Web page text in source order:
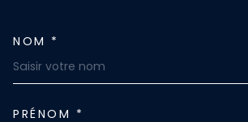
NOM *
PRÉNOM *